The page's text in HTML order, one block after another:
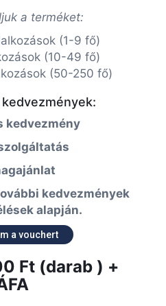
a terméket:
(1-9 fő)
(10-49 fő)
(50-250 fő)
kedvezmény
kedvezmények
alapján.
a vouchert
Ft (darab ) +